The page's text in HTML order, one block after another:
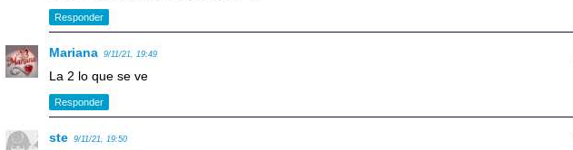
Responder
Mariana 9/11/21, 19:49
La 2 lo que se ve
Responder
ste 9/11/21, 19:50